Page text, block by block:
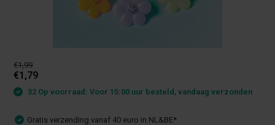
€1,99
€1,79
32 Op voorraad: Voor 15:00 uur besteld, vandaag verzonden
Gratis verzending vanaf 40 euro in NL&BE*